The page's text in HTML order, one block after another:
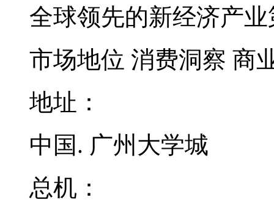
全球领先的新经济产
市场地位 消费洞察 商
地址：
中国. 广州大学城
总机：